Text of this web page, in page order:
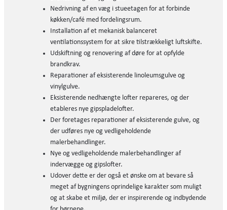
Nedrivning af en væg i stueetagen for at forbinde
køkken/café med fordelingsrum.
Installation af et mekanisk balanceret
ventilationssystem for at sikre tilstrækkeligt luftskifte.
Udskiftning og renovering af døre for at opfylde
brandkrav.
Reparationer af eksisterende linoleumsgulve og
vinylgulve.
Eksisterende nedhængte lofter repareres, og der
etableres nye gipspladelofter.
Der foretages reparationer af eksisterende gulve, og
der udføres nye og vedligeholdende
malerbehandlinger.
Nye og vedligeholdende malerbehandlinger af
indervægge og gipslofter.
Udover dette er der også et ønske om at bevare så
meget af bygningens oprindelige karakter som muligt
og at skabe et miljø, der er inspirerende og indbydende